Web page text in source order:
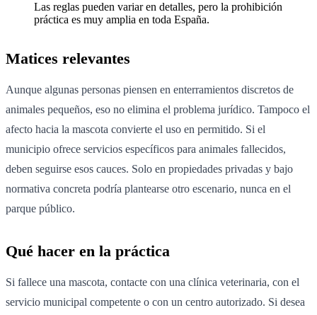
Las reglas pueden variar en detalles, pero la prohibición
práctica es muy amplia en toda España.
Matices relevantes
Aunque algunas personas piensen en enterramientos discretos de
animales pequeños, eso no elimina el problema jurídico. Tampoco el
afecto hacia la mascota convierte el uso en permitido. Si el
municipio ofrece servicios específicos para animales fallecidos,
deben seguirse esos cauces. Solo en propiedades privadas y bajo
normativa concreta podría plantearse otro escenario, nunca en el
parque público.
Qué hacer en la práctica
Si fallece una mascota, contacte con una clínica veterinaria, con el
servicio municipal competente o con un centro autorizado. Si desea